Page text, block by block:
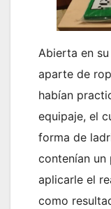
Abierta en
aparte de
habían
equipaje, el
forma de
contenían un
aplicarle el
como